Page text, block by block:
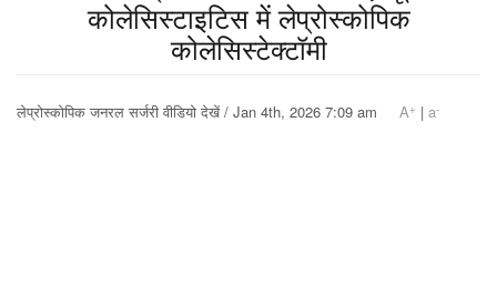
कोलेसिस्टाइटिस में लेप्रोस्कोपिक
कोलेसिस्टेक्टॉमी
लेप्रोस्कोपिक जनरल सर्जरी वीडियो देखें / Jan 4th, 2026 7:09 am A+ | a-